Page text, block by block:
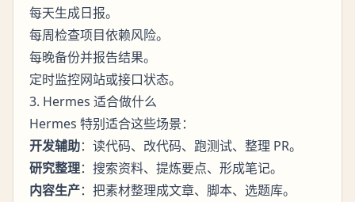
每天生成日报。
每周检查项目依赖风险。
每晚备份并报告结果。
定时监控网站或接口状态。
3. Hermes 适合做什么
Hermes 特别适合这些场景：
开发辅助：读代码、改代码、跑测试、整理 PR。
研究整理：搜索资料、提炼要点、形成笔记。
内容生产：把素材整理成文章、脚本、选题库。